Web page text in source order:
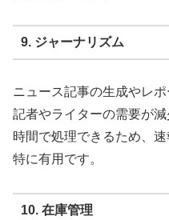
9. ジャーナリズム
ニュース記事の生成やレ
記者やライターの需要が
時間で処理できるため、
特に有用です。
10. 在庫管理